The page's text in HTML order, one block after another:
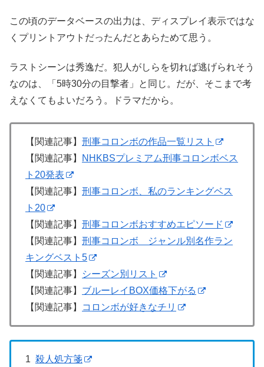
この頃のデータベースの出力は、ディスプレイ表示ではな
くプリントアウトだったんだとあらためて思う。
ラストシーンは秀逸だ。犯人がしらを切れば逃げられそう
なのは、「5時30分の目撃者」と同じ。だが、そこまで考
えなくてもよいだろう。ドラマだから。
【関連記事】 刑事コロンボの作品一覧リスト
【関連記事】
NHKBSプレミアム刑事コロンボベス
ト20発表
【関連記事】 刑事コロンボ、私のランキングベス
ト20
【関連記事】 刑事コロンボおすすめエピソード
【関連記事】 刑事コロンボ ジャンル別名作ラン
キングベスト5
【関連記事】
シーズン別リスト
【関連記事】 ブルーレイBOX価格下がる
【関連記事】
コロンボが好きなチリ
1 殺人処方箋